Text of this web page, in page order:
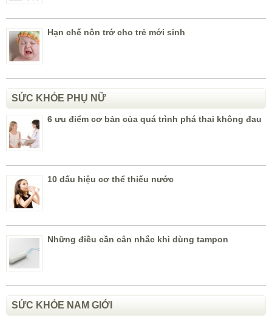
Hạn chế nôn trớ cho trẻ mới sinh
SỨC KHỎE PHỤ NỮ
6 ưu điểm cơ bản của quá trình phá thai không đau
10 dấu hiệu cơ thể thiếu nước
Những điều cần cân nhắc khi dùng tampon
SỨC KHỎE NAM GIỚI